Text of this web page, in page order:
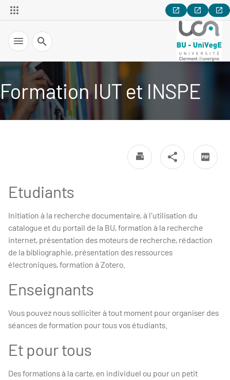
Recherche
Formation IUT et INSPE
Etudiants
Initiation à la recherche documentaire, à l'utilisation du
catalogue et du portail de la BU, formation à la recherche
internet, présentation des moteurs de recherche, rédaction
de la bibliographie, présentation des ressources
électroniques, formation à Zotero.
Enseignants
Vous pouvez nous solliciter à tout moment pour organiser des
séances de formation pour tous vos étudiants.
Et pour tous
Des formations à la carte, en individuel ou pour un petit